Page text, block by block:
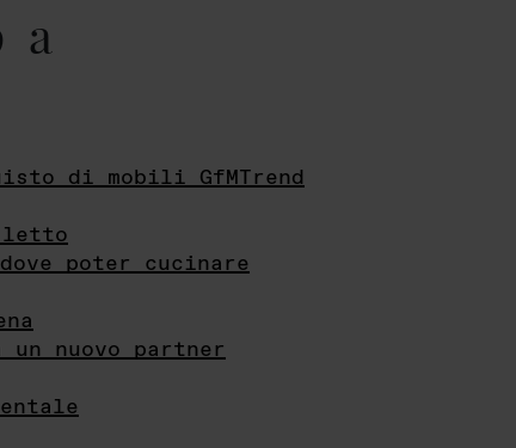
di mobili GfMTrend
letto
poter cucinare
un nuovo partner